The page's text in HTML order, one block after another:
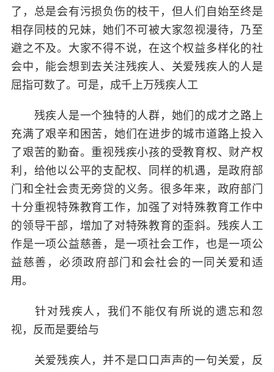
了，总是会有污损负伤的枝干，但人们自始至终是
相存同枝的兄妹，她们不可被大家忽视漫待，乃至
避之不及。大家不得不说，在这个权益多样化的社
会中，能会想到去关注残疾人、关爱残疾人的人是
屈指可数了。可是，成千上万残疾人工
残疾人是一个独特的人群，她们的成才之路上
充满了艰辛和困苦，她们在进步的城市道路上投入
了艰苦的勤奋。重视残疾小孩的受教育权、财产权
利，给他以公平的支配权、同样的机遇，是政府部
门和全社会责无旁贷的义务。很多年来，政府部门
十分重视特殊教育工作，加强了对特殊教育工作中
的领导干部，增加了对特殊教育的歪斜。残疾人工
作是一项公益慈善，是一项社会工作，也是一项公
益慈善，必须政府部门和会社会的一同关爱和适
用。
针对残疾人，我们不能仅有所说的遗忘和忽
视，反而是要给与
关爱残疾人，并不是口口声声的一句关爱，反